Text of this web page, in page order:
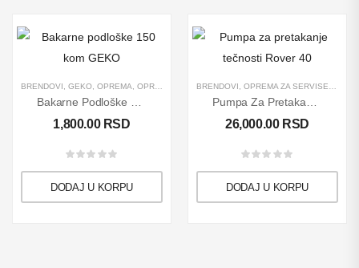
BRENDOVI GEKO OPREMA OPREMA ZA SERVISE ,PROIZVODI,RUČNI ALATI
1,800.00 RSD
DODAJ U KORPU
BRENDOVI OPREMA ZA SERVISE
26,000.00 RSD
DODAJ U KORPU